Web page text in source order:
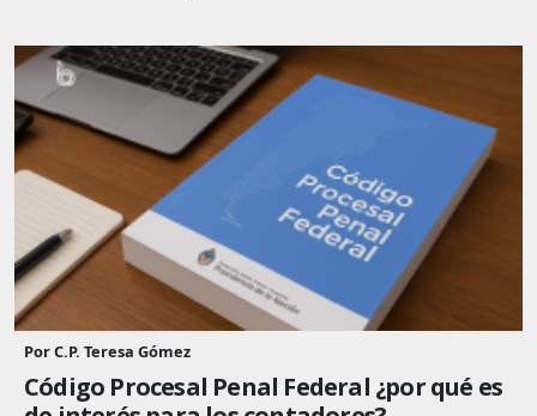
Por C.P. Teresa Gómez
Código Procesal Penal Federal ¿por qué es